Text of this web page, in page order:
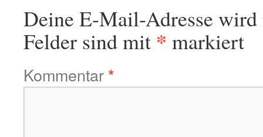
Deine E-Mail-Adresse
Felder sind mit * markiert
Kommentar*